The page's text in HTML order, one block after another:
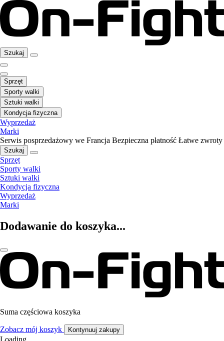
Szukaj
Sprzęt
Sporty walki
Sztuki walki
Kondycja fizyczna
Wyprzedaż
Marki
Serwis posprzedażowy we Francja Bezpieczna płatność Łatwe zwroty
Szukaj
Sprzęt
Sporty walki
Sztuki walki
Kondycja fizyczna
Wyprzedaż
Marki
Dodawanie do koszyka...
Suma częściowa koszyka
Zobacz mój koszyk Kontynuuj zakupy